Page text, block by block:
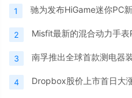
1 驰为发布HiGame迷你PC
2 Misfit最新的混合动力手
3 南孚推出全球首款测电器
4 Dropbox股价上市首日大